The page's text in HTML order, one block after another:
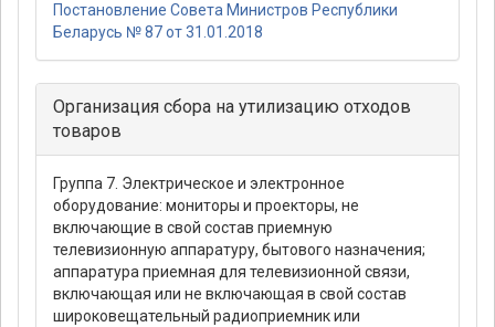
Постановление Совета Министров Республики
Беларусь № 87 от 31.01.2018
Организация сбора на утилизацию отходов
товаров
Группа 7. Электрическое и электронное
оборудование: мониторы и проекторы, не
включающие в свой состав приемную
телевизионную аппаратуру, бытового назначения;
аппаратура приемная для телевизионной связи,
включающая или не включающая в свой состав
широковещательный радиоприемник или